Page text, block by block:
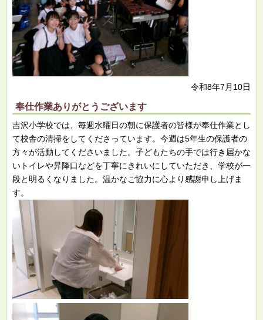
令和8年7月10日
奉仕作業ありがとうございます
吉沢小学校では、毎週水曜日の朝に保護者の皆様が奉仕作業とし
て校舎の清掃をしてくださっています。今週は5年生の保護者の
方々が活動してくださいました。子どもたちの手では行き届かな
いトイレや昇降口などを丁寧にきれいにしていただき、学校が一
段と明るくなりました。温かなご協力に心より感謝申し上げま
す。